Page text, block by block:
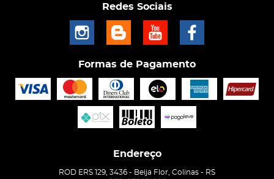
Redes Sociais
Formas de Pagamento
Endereço
ROD ERS 129, 3436 - Beija Flor, Colinas - RS